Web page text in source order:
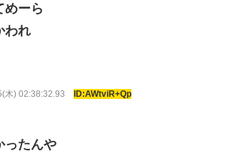
めーら
われ
木) 02:38:32.93 ID:AWtviR+Qp
ったんや